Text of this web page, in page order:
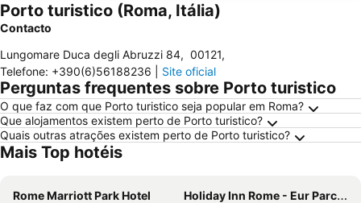
Porto turistico (Roma, Itália)
Contacto
Lungomare Duca degli Abruzzi 84, 00121,
Telefone: +390(6)56188236 Site oficial
Perguntas frequentes sobre Porto turistico
O que faz com que Porto turistico seja popular em Roma?
Que alojamentos existem perto de Porto turistico?
Quais outras atrações existem perto de Porto turistico?
Mais Top hotéis
Rome Marriott Park Hotel
Holiday Inn Rome - Eur Parco Dei Medici By Ihg